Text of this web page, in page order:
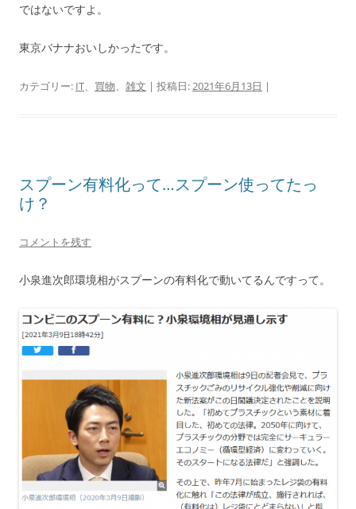
ではないですよ。
東京バナナおいしかったです。
カテゴリー: IT、 買物、 雑文 | 投稿日:2021年6月13日 |
スプーン有料化って…スプーン使ってたっ
け？
コメントを残す
小泉進次郎環境相がスプーンの有料化で動いてるんですって。